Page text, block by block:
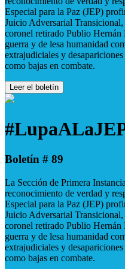
Especial para la Paz (JEP)
Juicio Adversarial
coronel retirado Publio
guerra y de lesa humanidad
extrajudiciales y
como bajas en combate.
Leer el boletín
Boletín # 89
La Sección de Primera
reconocimiento de verdad y
Especial para la Paz (JEP)
Juicio Adversarial
coronel retirado Publio
guerra y de lesa humanidad
extrajudiciales y
como bajas en combate.